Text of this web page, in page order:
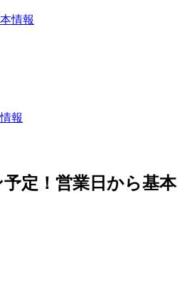
情報
報
定！営業日から基本